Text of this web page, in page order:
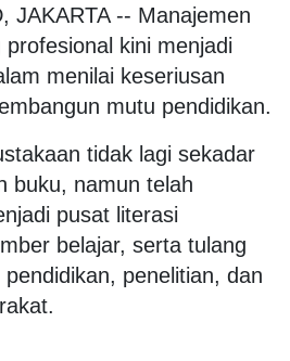
JAKARTA -- Manajemen
kini menjadi
menilai keseriusan
mutu pendidikan.
tidak lagi sekadar
buku, namun telah
pusat literasi
belajar, serta tulang
penelitian, dan